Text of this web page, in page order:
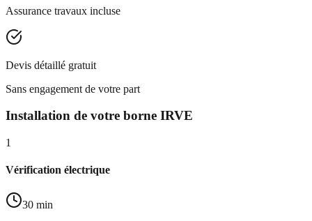
Assurance travaux incluse
Devis détaillé gratuit
Sans engagement de votre part
Installation de votre borne IRVE
1
Vérification électrique
30 min